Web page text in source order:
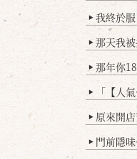
▶ 我終於
▶ 那天我
▶ 那年你
▶ 「【人
▶ 原來開
▶ 門前隱